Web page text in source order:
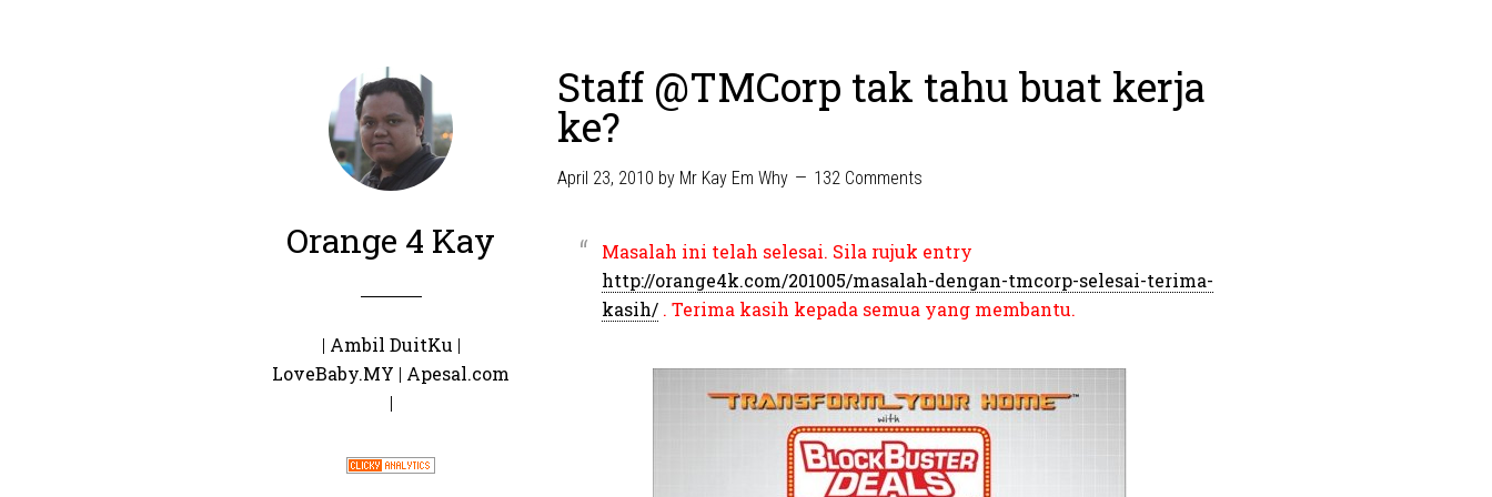
Orange 4 Kay
| Ambil DuitKu |
LoveBaby.MY | Apesal.com
|
Staff @TMCorp tak tahu buat kerja
ke?
April 23, 2010 by Mr Kay Em Why 132 Comments
Masalah ini telah selesai. Sila rujuk entry
http://orange4k.com/201005/masalah-dengan-tmcorp-selesai-terima-
kasih/ . Terima kasih kepada semua yang membantu.